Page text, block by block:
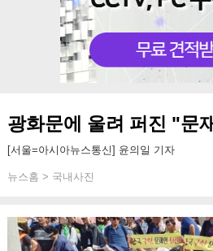
광화문에 울려 퍼진 "문
[서울=아시아뉴스통신] 윤의일 기자
뉴스홈 > 국내사진